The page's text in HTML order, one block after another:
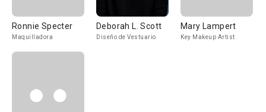
Ronnie Specter
Maquilladora
Deborah L. Scott
Diseño de Vestuario
Mary Lampert
Key Makeup Artist